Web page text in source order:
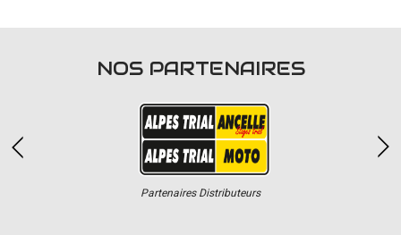
NOS PARTENAIRES
Partenaires Distributeurs